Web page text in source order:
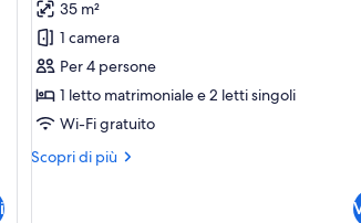
Suite
Junior,
vista
montagna
35 m²
1 camera
Per 4 persone
1 letto matrimoniale e 2 letti singoli
Wi-Fi gratuito
Scopri di più
Altri